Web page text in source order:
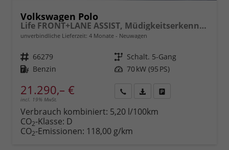
Volkswagen Polo
Life FRONT+LANE ASSIST, Müdigkeitserkennung, Berganfahrassistent, ISOFIX, eCall, LED, Digital Cockpit, App Connect, CLIMATIC, 15" ALU uvm.
unverbindliche Lieferzeit: 4 Monate Neuwagen
Fahrzeugnr. 66279 Getriebe Schalt. 5-Gang
Kraftstoff Benzin Leistung 70 kW (95 PS)
21.290,– €
incl. 19% MwSt.
anfordern
Datei,
Verbrauch kombiniert: 5,20 l/100km
CO2-Klasse: D
CO2-Emissionen: 118,00 g/km